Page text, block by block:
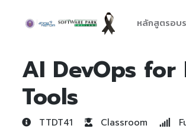
หลักสูตรอบ
AI DevOps
Tools
TTDT41 Classroom